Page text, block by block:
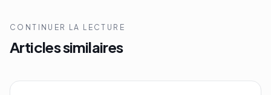
CONTINUER LA LECTURE
Articles similaires